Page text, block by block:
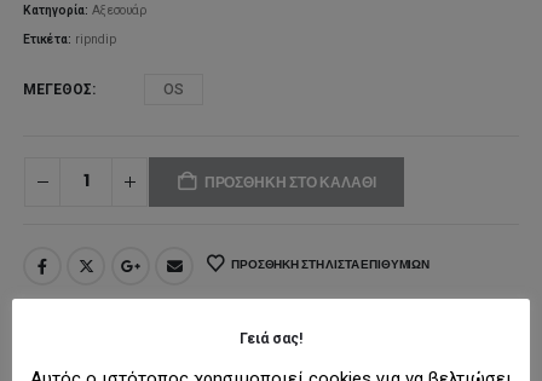
Κατηγορία:Αξεσουάρ
Ετικέτα: ripndip
ΜΈΓΕΘΟΣ OS
ΠΡΟΣΘΉΚΗ ΣΤΟ ΚΑΛΆΘΙ
ΠΡΟΣΘΉΚΗ ΣΤΗ ΛΊΣΤΑ ΕΠΙΘΥΜΙΏΝ
Γειά σας!